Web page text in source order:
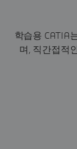
학습용 CATIA
며, 직간접적